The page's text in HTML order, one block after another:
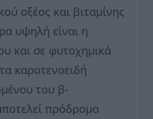
οξέος και βιταμίνης
υψηλή είναι η
και σε φυτοχημικά
καροτενοειδή
του β-
πρόδρομο